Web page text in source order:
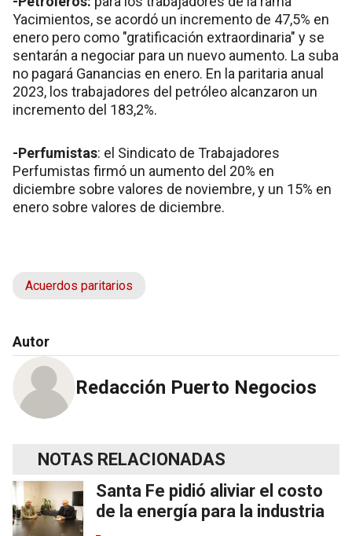
Yacimientos, se acordó un incremento de 47,5% en
enero pero como "gratificación extraordinaria" y se
sentarán a negociar para un nuevo aumento. La suba
no pagará Ganancias en enero. En la paritaria anual
2023, los trabajadores del petróleo alcanzaron un
incremento del 183,2%.
-Perfumistas: el Sindicato de Trabajadores
Perfumistas firmó un aumento del 20% en
diciembre sobre valores de noviembre, y un 15% en
enero sobre valores de diciembre.
Acuerdos paritarios
Autor
Redacción Puerto Negocios
NOTAS RELACIONADAS
Santa Fe pidió aliviar el costo
de la energía para la industria